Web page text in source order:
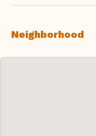
Neighborhood